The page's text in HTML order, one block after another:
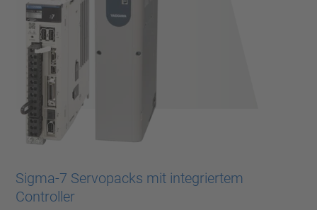
Sigma-7 Servopacks mit integriertem
Controller